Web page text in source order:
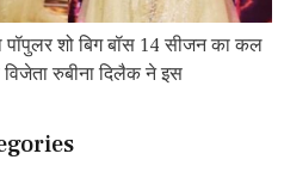
पॉपुलर शो बिग बॉस 14 सीजन का कल
विजेता रुबीना दिलैक ने इस